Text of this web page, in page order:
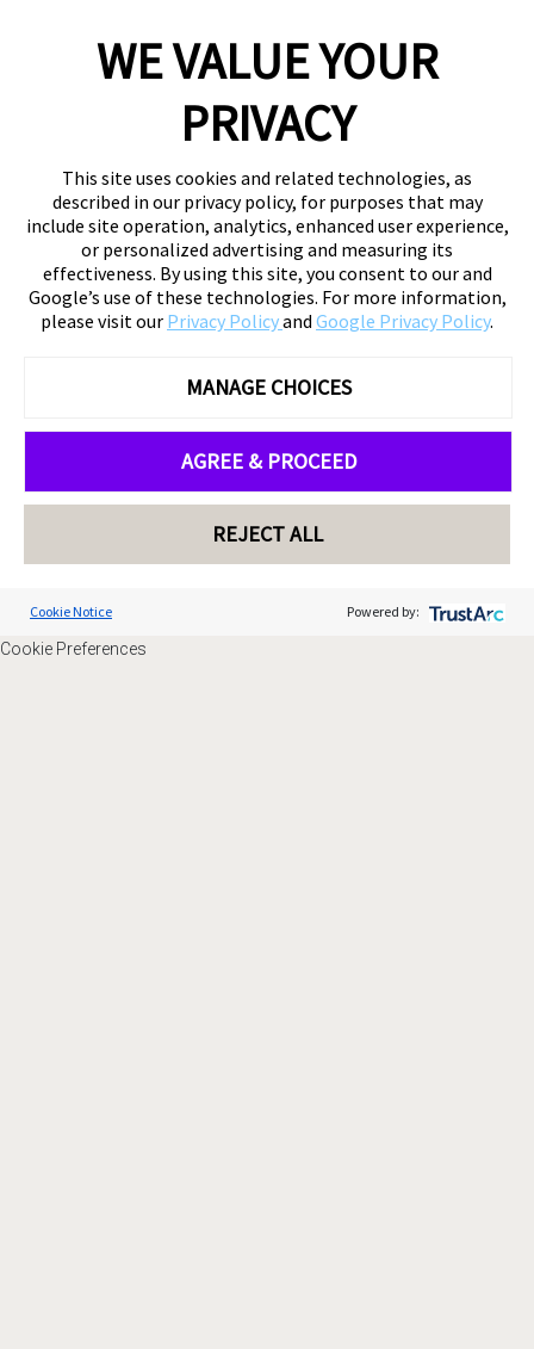
WE VALUE YOUR
PRIVACY
This site uses cookies and related technologies, as
described in our privacy policy, for purposes that may
include site operation, analytics, enhanced user experience,
or personalized advertising and measuring its
effectiveness. By using this site, you consent to our and
Google’s use of these technologies. For more information,
please visit our Privacy Policyand Google Privacy Policy.
MANAGE CHOICES
AGREE & PROCEED
REJECT ALL
Cookie Notice Powered by:
Cookie Preferences